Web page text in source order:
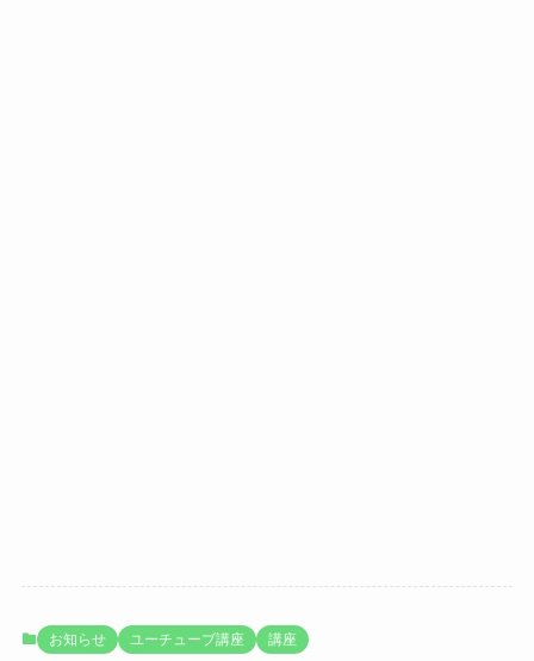
お知らせ ユーチューブ講座 講座